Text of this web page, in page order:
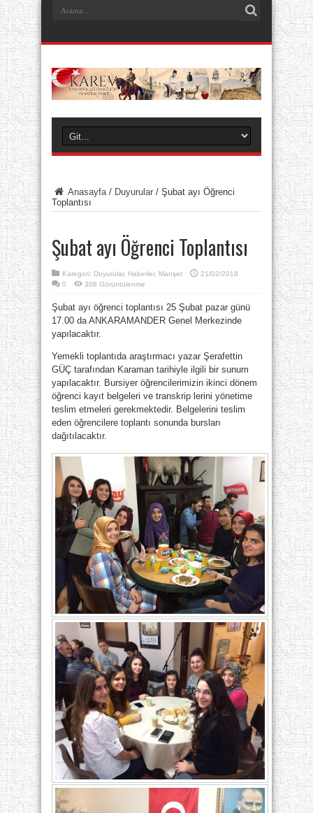
Anasayfa / Duyurular / Şubat ayı Öğrenci
Toplantısı
Şubat ayı Öğrenci Toplantısı
Kategori: Duyurular, Haberler, Manşet
21/02/2018
0
308 Görüntülenme
Şubat ayı öğrenci toplantısı 25 Şubat pazar günü
17.00 da ANKARAMANDER Genel Merkezinde
yapılacaktır.
Yemekli toplantıda araştırmacı yazar Şerafettin
GÜÇ tarafından Karaman tarihiyle ilgili bir sunum
yapılacaktır. Bursiyer öğrencilerimizin ikinci dönem
öğrenci kayıt belgeleri ve transkrip lerini yönetime
teslim etmeleri gerekmektedir. Belgelerini teslim
eden öğrencilere toplantı sonunda bursları
dağıtılacaktır.